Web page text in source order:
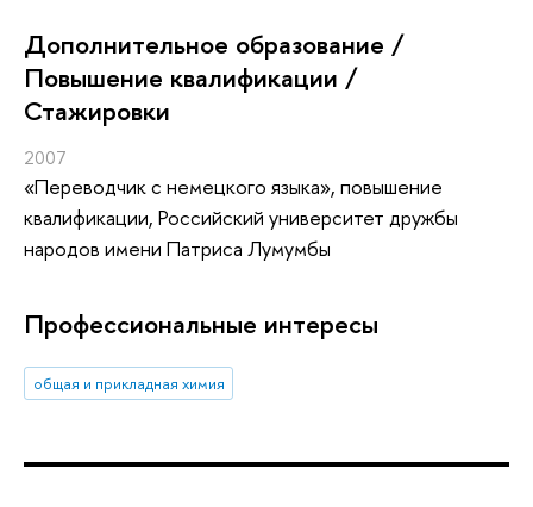
Дополнительное образование /
Повышение квалификации /
Стажировки
2007
«Переводчик с немецкого языка», повышение
квалификации, Российский университет дружбы
народов имени Патриса Лумумбы
Профессиональные интересы
общая и прикладная химия